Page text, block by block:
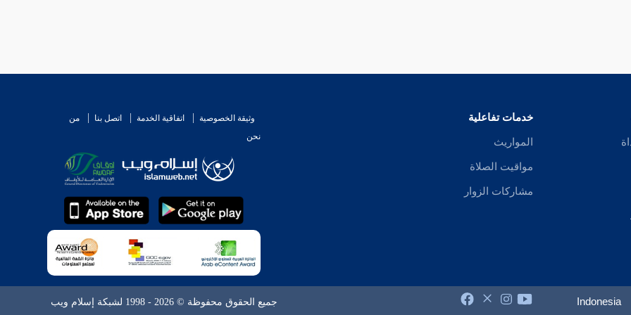
خدمات تفاعلية
المواريث
مواقيت الصلاة
مشاركات الزوار
وثيقة الخصوصية اتفاقية الخدمة اتصل بنا
من
نحن
Indonesia جميع الحقوق محفوظة © 2026 - 1998 لشبكة إسلام ويب